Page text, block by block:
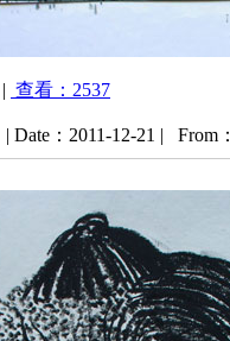
| 查看：2537
| Date：2011-12-21 | From：